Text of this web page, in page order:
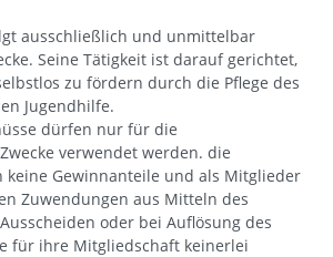
ausschließlich und unmittelbar
Seine Tätigkeit ist darauf gerichtet,
zu fördern durch die Pflege des
Jugendhilfe.
dürfen nur für die
verwendet werden. die
Gewinnanteile und als Mitglieder
Zuwendungen aus Mitteln des
oder bei Auflösung des
für ihre Mitgliedschaft keinerlei